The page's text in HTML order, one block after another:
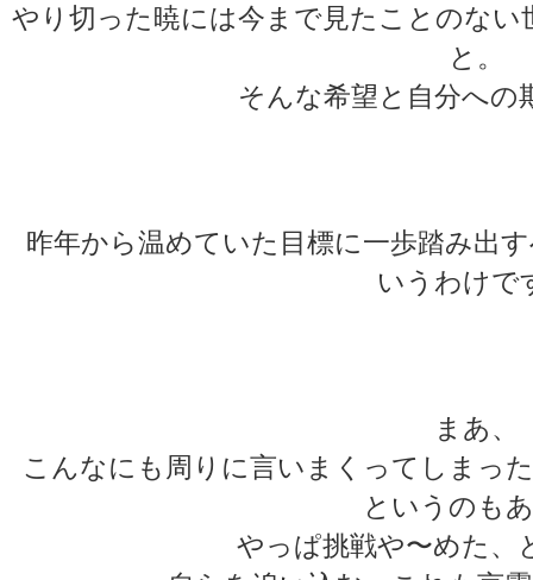
やり切った暁には今まで見たことのな
と。
そんな希望と自分への
昨年から温めていた目標に一歩踏み出
いうわけで
まあ、
こんなにも周りに言いまくってしまっ
というのも
やっぱ挑戦や〜めた、